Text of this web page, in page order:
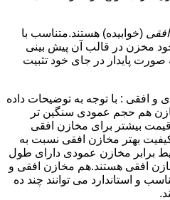
(خوابیده) هستند.متناسب با
مخزن در قالب آن پیش بینی
پایدار در جای خود تثبیت
افقی : با توجه به توضیحات داده
هم حجم عمودی سنگین تر
بیشتر برای مخازن افقی
بهتر مخازن افقی نسبت به
برابر مخازن عمودی دارای طول
افقی هستند.هم مخازن افقی و
و استاندارد می توانند چند ده